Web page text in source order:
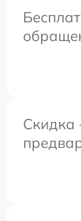
Скидка